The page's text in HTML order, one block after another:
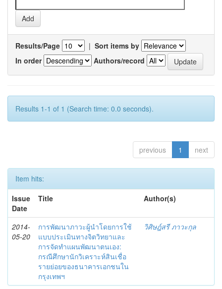
Results/Page | Sort items by
In order
Authors/record
Results 1-1 of 1 (Search time: 0.0 seconds).
previous 1 next
Item hits:
Issue
Date
Title Author(s)
2014-
05-20
การพัฒนาภาวะผู้นำโดยการใช้
แบบประเมินทางจิตวิทยาและ
การจัดทำแผนพัฒนาตนเอง:
กรณีศึกษานักวิเคราะห์สินเชื่อ
รายย่อยของธนาคารเอกชนใน
กรุงเทพฯ
วิศิษฎ์สรี ภาวะกุล